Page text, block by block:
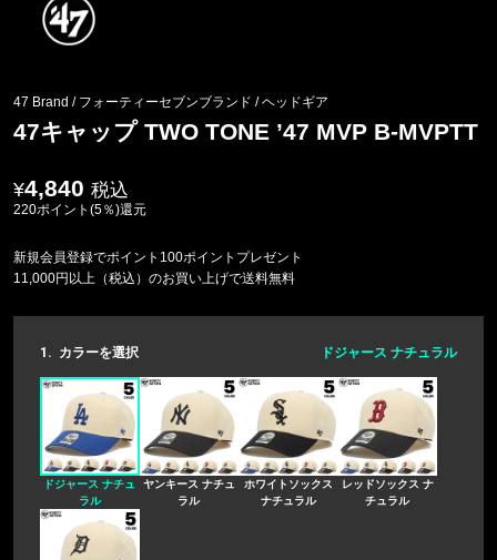
47 Brand / フォーティーセブンブランド /ヘッドギア
47キャップ TWO TONE ’47 MVP B-MVPTT
4,840 税込
220ポイント(5％)還元
新規会員登録でポイント100ポイントプレゼント
11,000円以上（税込）のお買い上げで送料無料
1. カラーを選択 ドジャース ナチュラル
ドジャース ナチュ
ラル
ヤンキース ナチュ
ラル
ホワイトソックス
ナチュラル
レッドソックス ナ
チュラル